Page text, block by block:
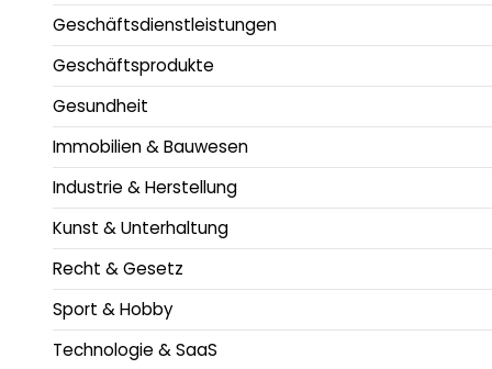
Geschäftsdienstleistungen
Geschäftsprodukte
Gesundheit
Immobilien & Bauwesen
Industrie & Herstellung
Kunst & Unterhaltung
Recht & Gesetz
Sport & Hobby
Technologie & SaaS